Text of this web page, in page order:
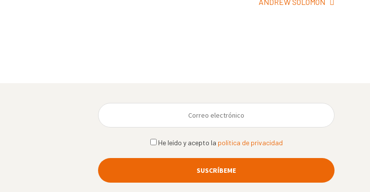
ANDREW SOLOMON
He leído y acepto la política de privacidad